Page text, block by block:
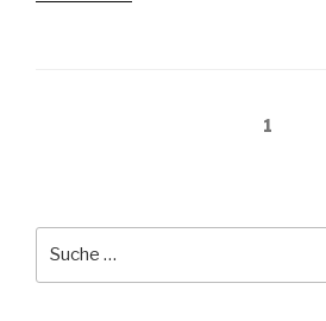
Seitennummerierung1